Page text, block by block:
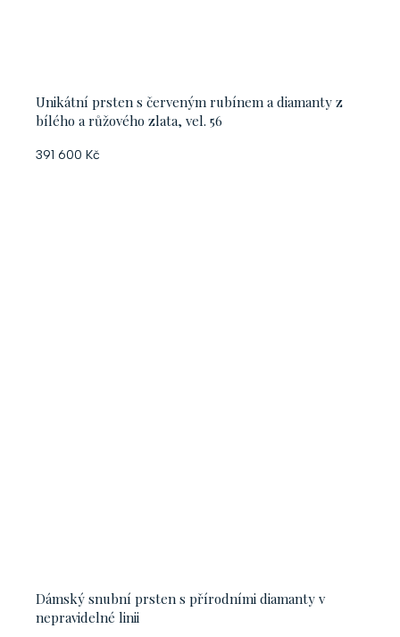
Unikátní prsten s červeným rubínem a diamanty z
bílého a růžového zlata, vel. 56
391 600 Kč
Dámský snubní prsten s přírodními diamanty v
nepravidelné linii